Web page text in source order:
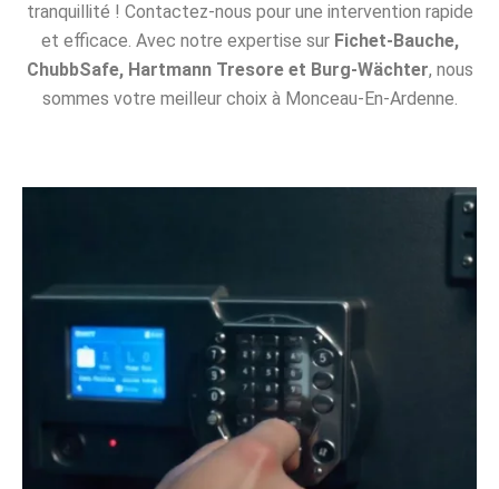
tranquillité ! Contactez-nous pour une intervention rapide
et efficace. Avec notre expertise sur Fichet-Bauche,
ChubbSafe, Hartmann Tresore et Burg-Wächter, nous
sommes votre meilleur choix à Monceau-En-Ardenne.